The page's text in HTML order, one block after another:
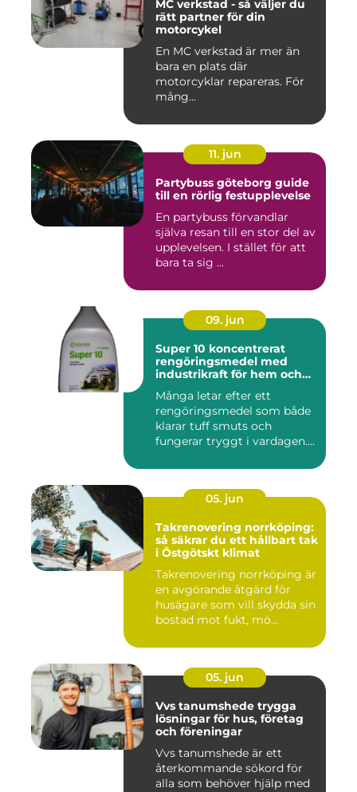
MC verkstad - så väljer du
rätt partner för din
motorcykel
En MC verkstad är mer än
bara en plats där
motorcyklar repareras. För
mång...
11. jun
Partybuss göteborg guide
till en rörlig festupplevelse
En partybuss förvandlar
själva resan till en stor del av
upplevelsen. I stället för att
bara ta sig ...
09. jun
Super 10 koncentrerat
rengöringsmedel med
industrikraft för hem och
Många letar efter ett
rengöringsmedel som både
klarar tuff smuts och
fungerar tryggt i vardagen.
05. jun
Takrenovering norrköping:
så säkrar du ett hållbart tak
i Östgötskt klimat
Takrenovering norrköping är
en avgörande åtgärd för
husägare som vill skydda sin
bostad mot fukt, mö...
05. jun
Vvs tanumshede trygga
lösningar för hus, företag
och föreningar
Vvs tanumshede är ett
återkommande sökord för
alla som behöver hjälp med